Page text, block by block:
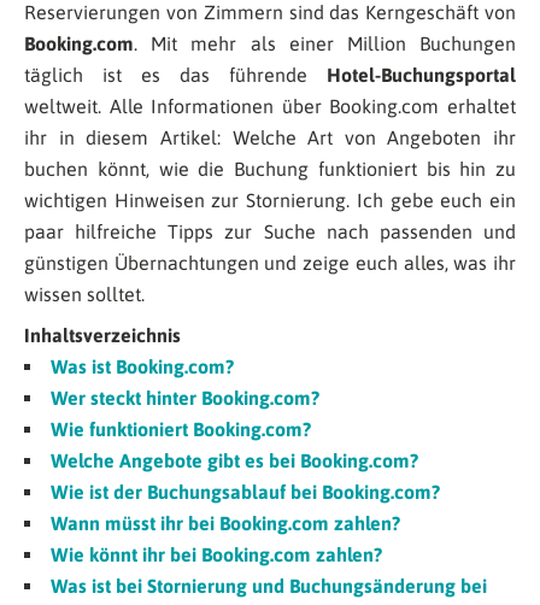
Reservierungen von Zimmern sind das Kerngeschäft von
Booking.com. Mit mehr als einer Million Buchungen
täglich ist es das führende Hotel-Buchungsportal
weltweit. Alle Informationen über Booking.com erhaltet
ihr in diesem Artikel: Welche Art von Angeboten ihr
buchen könnt, wie die Buchung funktioniert bis hin zu
wichtigen Hinweisen zur Stornierung. Ich gebe euch ein
paar hilfreiche Tipps zur Suche nach passenden und
günstigen Übernachtungen und zeige euch alles, was ihr
wissen solltet.
Inhaltsverzeichnis
Was ist Booking.com?
Wer steckt hinter Booking.com?
Wie funktioniert Booking.com?
Welche Angebote gibt es bei Booking.com?
Wie ist der Buchungsablauf bei Booking.com?
Wann müsst ihr bei Booking.com zahlen?
Wie könnt ihr bei Booking.com zahlen?
Was ist bei Stornierung und Buchungsänderung bei